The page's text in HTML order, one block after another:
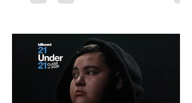
banda que llegará a la capital de La
Araucanía para ofrecer un show cargado
de energía, guitarras y canciones que han
marcado su breve pero exitosa trayectoria.